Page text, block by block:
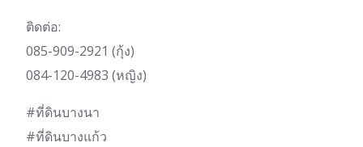
ติดต่อ:
085-909-2921 (กุ้ง)
084-120-4983 (หญิง)
#ที่ดินบางนา
#ที่ดินบางแก้ว